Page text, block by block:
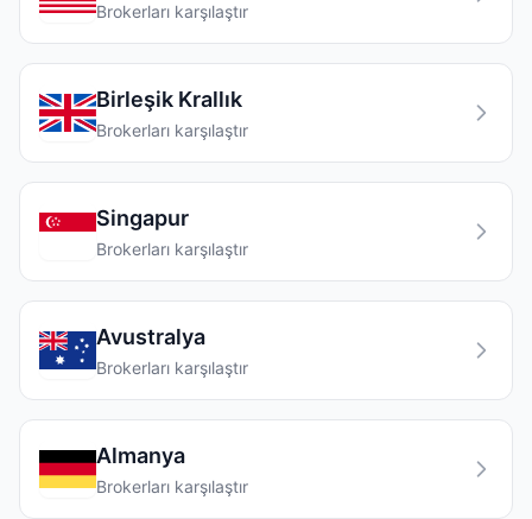
Brokerları karşılaştır
Birleşik Krallık
Brokerları karşılaştır
Singapur
Brokerları karşılaştır
Avustralya
Brokerları karşılaştır
Almanya
Brokerları karşılaştır